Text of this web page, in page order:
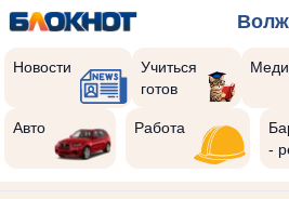
Новости
Учиться
готов
Авто Работа
-